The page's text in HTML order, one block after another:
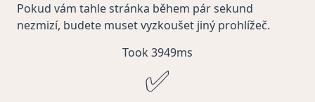
Pokud vám tahle stránka během pár sekund
nezmizí, budete muset vyzkoušet jiný prohlížeč.
Took 3949ms
✅